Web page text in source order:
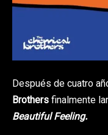
Después de cuatro
Brothersfinalmente
Beautiful Feeling.